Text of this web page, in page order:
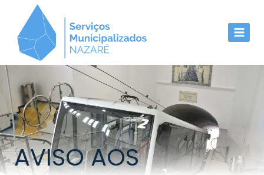
content
AVISO AOS